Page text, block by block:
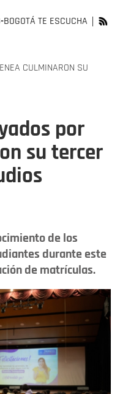
BOGOTÁ TE ESCUCHA
CULMINARON SU
por
su tercer
de los
durante este
de matrículas.